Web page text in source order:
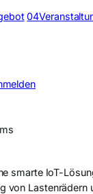
04
smarte IoT-
von Lastenrädern